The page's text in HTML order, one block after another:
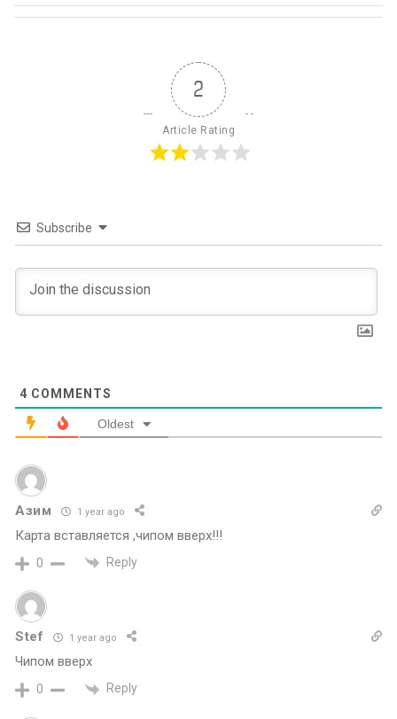
2
Article Rating
Subscribe
4 COMMENTS
Oldest
Азим 1 year ago
Карта вставляется ,чипом вверх!!!
0 Reply
Stef 1 year ago
Чипом вверх
0 Reply